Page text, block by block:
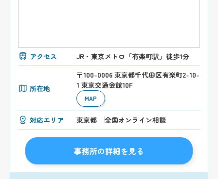
アクセス JR・東京メトロ「有楽町駅」徒歩1分
所在地
〒100-0006 東京都千代田区有楽町2-10-
1 東京交通会館10F
MAP
対応エリア 東京都 全国オンライン相談
事務所の詳細を見る